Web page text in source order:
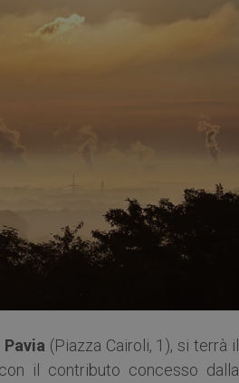
(Piazza Cairoli, 1), si terrà il
il contributo concesso dalla